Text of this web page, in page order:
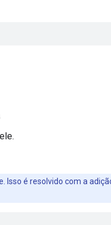
Isso é resolvido com a